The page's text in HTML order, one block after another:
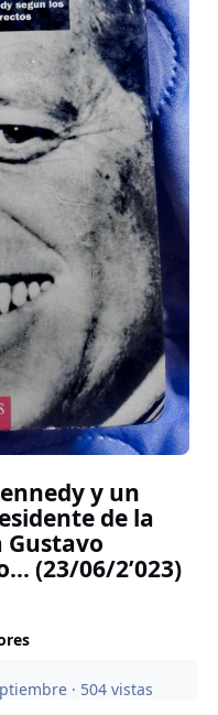
y un
de la
Gustavo
(23/06/2’023)
· 504 vistas